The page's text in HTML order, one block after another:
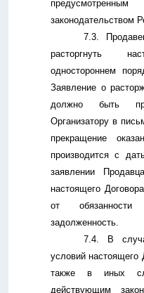
законодательством
7.3.
расторгнуть
одностороннем
Заявление о
должно быть
Организатору в
прекращение
производится с
заявлении
настоящего
от
задолженность.
7.4. В
условий настоящего
также в иных
действующим